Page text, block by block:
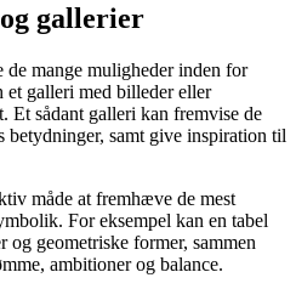
gallerier
mange muligheder inden for
et galleri med billeder eller
sådant galleri kan fremvise de
betydninger, samt give inspiration til
måde at fremhæve de mest
For eksempel kan en tabel
og geometriske former, sammen
ambitioner og balance.